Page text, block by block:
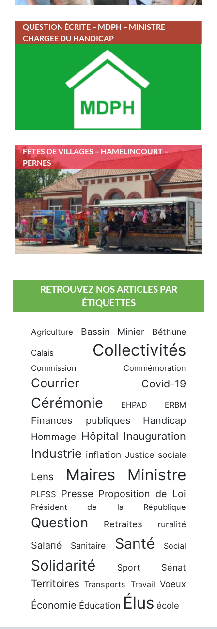
QUESTION ÉCRITE – MDPH – MINISTRE
CHARGÉE DU HANDICAP
FÊTES DE VILLAGES – HAMELINCOURT –
PERNES
RETROUVEZ NOS ARTICLES PAR
ÉTIQUETTES
Agriculture Bassin Minier Béthune
Calais Collectivités
Commission Commémoration
Courrier Covid-19
Cérémonie EHPAD ERBM
Finances publiques Handicap
Hommage Hôpital Inauguration
Industrie inflation Justice sociale
Lens Maires Ministre
PLFSS Presse Proposition de Loi
Président de la République
Question Retraites ruralité
Salarié Sanitaire Santé Social
Solidarité Sport Sénat
Territoires Transports Travail Voeux
Économie Éducation Élus école